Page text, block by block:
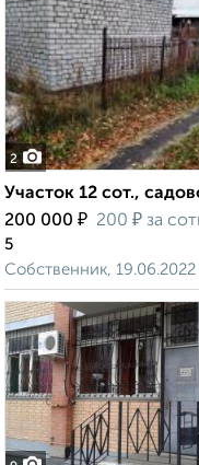
2
Участок 12 сот.,
200 000 ₽ 200 ₽ за
5
Собственник, 19.06.2022